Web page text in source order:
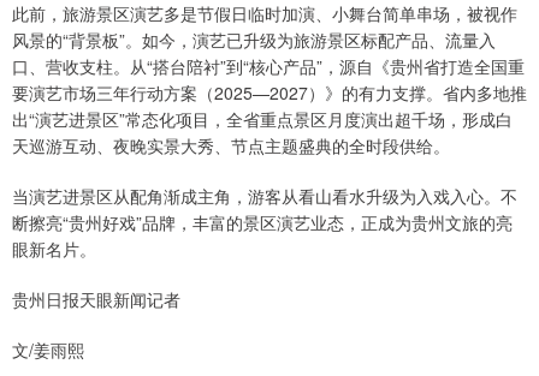
此前，旅游景区演艺多是节假日临时加演、小舞台简单串场，被视作
风景的“背景板”。如今，演艺已升级为旅游景区标配产品、流量入
口、营收支柱。从“搭台陪衬”到“核心产品”，源自《贵州省打造全国重
要演艺市场三年行动方案（2025—2027）》的有力支撑。省内多地推
出“演艺进景区”常态化项目，全省重点景区月度演出超千场，形成白
天巡游互动、夜晚实景大秀、节点主题盛典的全时段供给。
当演艺进景区从配角渐成主角，游客从看山看水升级为入戏入心。不
断擦亮“贵州好戏”品牌，丰富的景区演艺业态，正成为贵州文旅的亮
眼新名片。
贵州日报天眼新闻记者
文/姜雨熙